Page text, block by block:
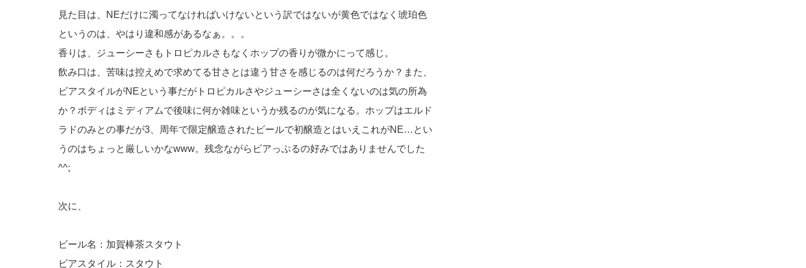
見た目は、NEだけに濁ってなければいけないという訳ではないが黄色ではなく琥珀色
というのは、やはり違和感があるなぁ。。。
香りは、ジューシーさもトロピカルさもなくホップの香りが微かにって感じ。
飲み口は、苦味は控えめで求めてる甘さとは違う甘さを感じるのは何だろうか？また、
ビアスタイルがNEという事だがトロピカルさやジューシーさは全くないのは気の所為
か？ボディはミディアムで後味に何か雑味というか残るのが気になる。ホップはエルド
ラドのみとの事だが3、周年で限定醸造されたビールで初醸造とはいえこれがNE…とい
うのはちょっと厳しいかなwww。残念ながらビアっぷるの好みではありませんでした
^^;
次に、
ビール名：加賀棒茶スタウト
ビアスタイル：スタウト